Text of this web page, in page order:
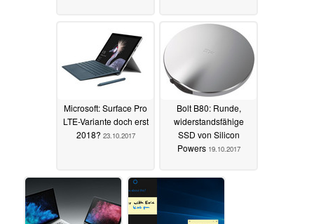
Microsoft: Surface Pro
LTE-Variante doch erst
2018? 23.10.2017
Bolt B80: Runde,
widerstandsfähige
SSD von Silicon
Powers 19.10.2017